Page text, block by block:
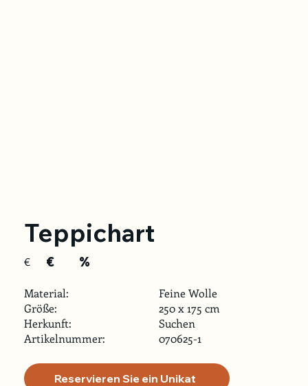
Teppichart
€ € %
Material:
Größe:
Herkunft:
Artikelnummer:
Reservieren Sie ein Unikat
Feine Wolle
250 x 175 cm
Suchen
070625-1